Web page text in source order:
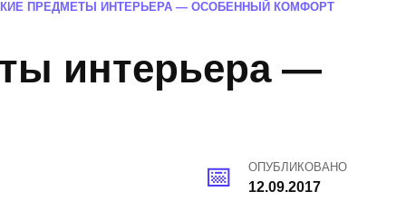
ПРЕДМЕТЫ ИНТЕРЬЕРА — ОСОБЕННЫЙ КОМФОРТ
интерьера —
ОПУБЛИКОВАНО
12.09.2017